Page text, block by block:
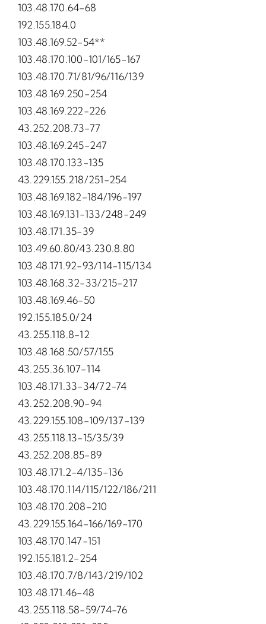
103.48.170.64-68
192.155.184.0
103.48.169.52-54**
103.48.170.100-101/165-167
103.48.170.71/81/96/116/139
103.48.169.250-254
103.48.169.222-226
43.252.208.73-77
103.48.169.245-247
103.48.170.133-135
43.229.155.218/251-254
103.48.169.182-184/196-197
103.48.169.131-133/248-249
103.48.171.35-39
103.49.60.80/43.230.8.80
103.48.171.92-93/114-115/134
103.48.168.32-33/215-217
103.48.169.46-50
192.155.185.0/24
43.255.118.8-12
103.48.168.50/57/155
43.255.36.107-114
103.48.171.33-34/72-74
43.252.208.90-94
43.229.155.108-109/137-139
43.255.118.13-15/35/39
43.252.208.85-89
103.48.171.2-4/135-136
103.48.170.114/115/122/186/211
103.48.170.208-210
43.229.155.164-166/169-170
103.48.170.147-151
192.155.181.2-254
103.48.170.7/8/143/219/102
103.48.171.46-48
43.255.118.58-59/74-76